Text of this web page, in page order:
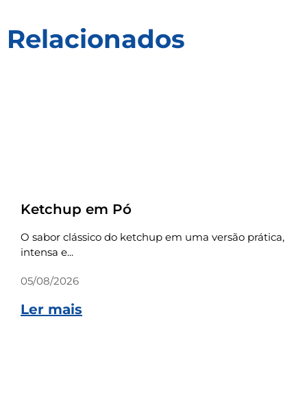
Relacionados
Ketchup em Pó
O sabor clássico do ketchup em uma versão prática,
intensa e...
05/08/2026
Ler mais